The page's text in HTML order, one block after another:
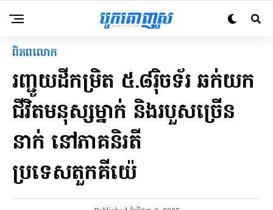
ពិភពលោក
រញ្ជូយដីកម្រិត ៥.៨រ៉ិចទ័រ ឆក់យក
ជីវិតមនុស្សម្នាក់ និងរបួសច្រើន
នាក់ នៅភាគនិរតី
ប្រទេសតួកគីយ៉េ